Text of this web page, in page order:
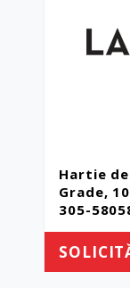
Hartie
Grade,
305-